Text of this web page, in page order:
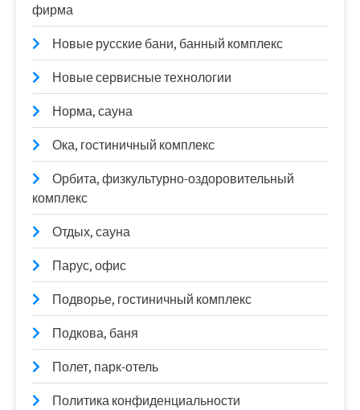
фирма
Новые русские бани, банный комплекс
Новые сервисные технологии
Норма, сауна
Ока, гостиничный комплекс
Орбита, физкультурно-оздоровительный
комплекс
Отдых, сауна
Парус, офис
Подворье, гостиничный комплекс
Подкова, баня
Полет, парк-отель
Политика конфиденциальности